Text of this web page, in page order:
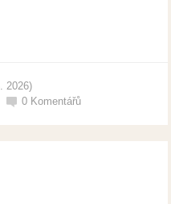
2026)
0 Komentářů